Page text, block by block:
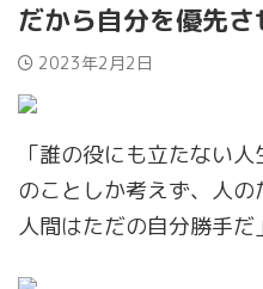
だから自分を優先さ
2023年2月2日
「誰の役にも立たない
のことしか考えず、人
人間はただの自分勝手だ」